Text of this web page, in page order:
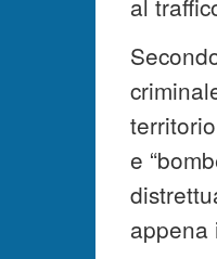
al
e
appena